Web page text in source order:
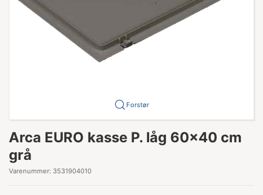
Forstør
Arca EURO kasse P. låg 60x40 cm
grå
Varenummer: 3531904010